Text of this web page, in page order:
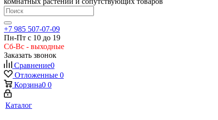
+7 985 507-07-09
Пн-Пт с 10 до 19
Сб-Вс - выходные
Заказать звонок
Сравнение0
Отложенные 0
Корзина0 0
Каталог